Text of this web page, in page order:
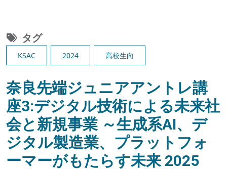
タグ
KSAC 2024 高校生向
奈良先端ジュニアアントレ講
座3:デジタル技術による未来社
会と新規事業 ～生成系AI、デ
ジタル製造業、プラットフォ
ーマーがもたらす未来 2025